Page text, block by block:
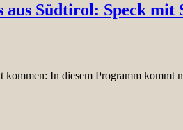
aus Südtirol: Speck mit
kommen: In diesem Programm